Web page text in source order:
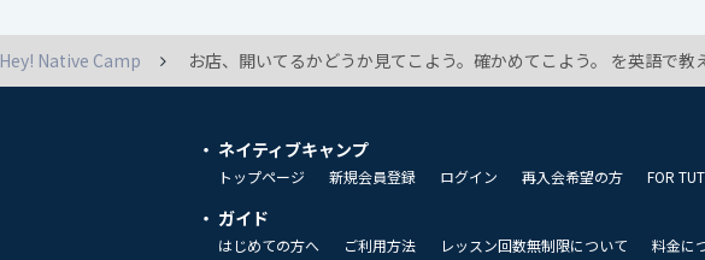
Hey! Native Camp お店、開いてるかどうか見てこよう。確かめてこよう。 を英語で教
ネイティブキャンプ
トップページ 新規会員登録 ログイン 再入会希望の方 FOR
ガイド
はじめての方へ ご利用方法 レッスン回数無制限について 料金に